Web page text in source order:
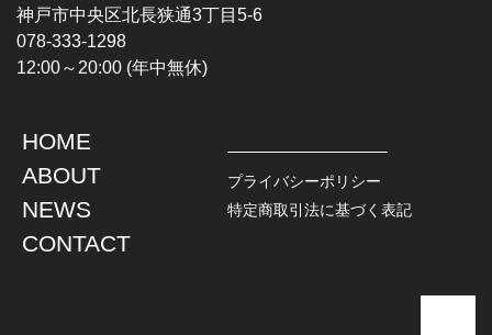
PROGLESSIVE ROCK
POPS
SOUL / R&B
CHAMPION
TOPS
L / S SHIRT
S / S SHIRT
HAWAIIAN SHIRT
JACKET
DENIM
LEATHER
神戸市中央区北長狭通3丁目5-6
078-333-1298
12:00～20:00 (年中無休)
HOME
ABOUT
NEWS
CONTACT
プライバシーポリシー
特定商取引法に基づく表記